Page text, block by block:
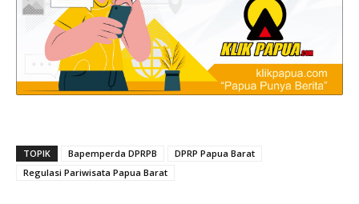
TOPIK Bapemperda DPRPB
DPRP Papua Barat
Regulasi Pariwisata Papua Barat